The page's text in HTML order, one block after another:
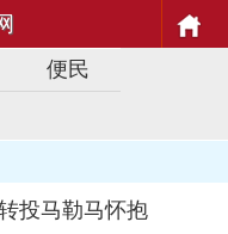
便民
投马勒马怀抱